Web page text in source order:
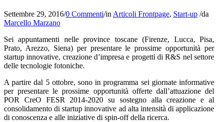
Settembre 29, 2016/0 Commenti/in Articoli Frontpage, Start-up /da
Marcello Marzano
Sei appuntamenti nelle province toscane (Firenze, Lucca, Pisa,
Prato, Arezzo, Siena) per presentare le prossime opportunità per
startup innovative, creazione d’impresa e progetti di R&S nel settore
delle tecnologie fotoniche.
A partire dal 5 ottobre, sono in programma sei giornate informative
per presentare le prossime opportunità offerte dall’attuazione del
POR CreO FESR 2014-2020 su sostegno alla creazione e al
consolidamento di startup innovative ad alta intensità di applicazione
di conoscenza e alle iniziative di spin-off della ricerca.